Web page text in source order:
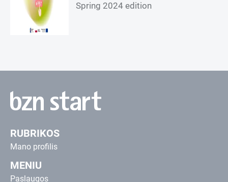
Spring 2024 edition
RUBRIKOS
Mano profilis
MENIU
Paslaugos